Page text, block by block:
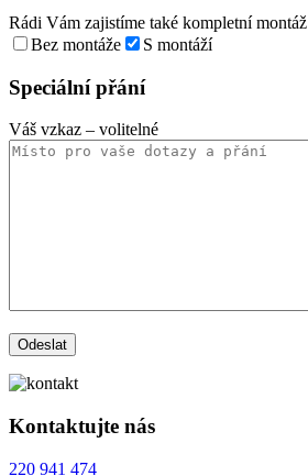
Rádi Vám zajistíme také kompletní montáž
Bez montáže
S montáží
Speciální přání
Váš vzkaz – volitelné
Kontaktujte nás
220 941 474